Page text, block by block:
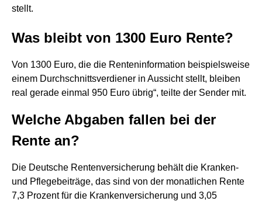
stellt.
Was bleibt von 1300 Euro Rente?
Von 1300 Euro, die die Renteninformation beispielsweise
einem Durchschnittsverdiener in Aussicht stellt, bleiben
real gerade einmal 950 Euro übrig“, teilte der Sender mit.
Welche Abgaben fallen bei der
Rente an?
Die Deutsche Rentenversicherung behält die Kranken-
und Pflegebeiträge, das sind von der monatlichen Rente
7,3 Prozent für die Krankenversicherung und 3,05